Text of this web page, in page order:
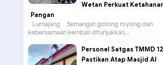
Wetan Perkuat
Pangan
Lumajang – Semangat gotong royong dan
kebersamaan kembali ditunjukkan...
Personel Satgas TMMD
Pastikan Atap Masjid Al